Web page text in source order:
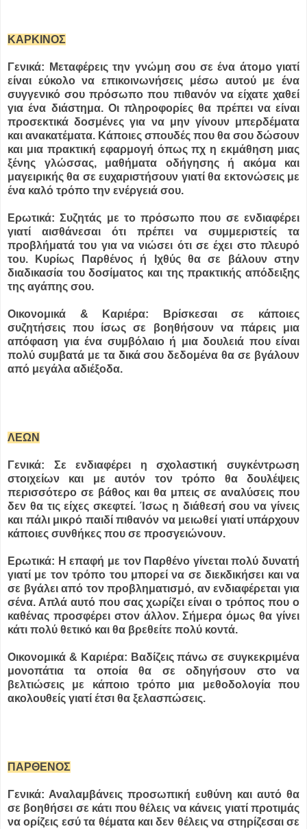
ΚΑΡΚΙΝΟΣ
Γενικά: Μεταφέρεις την γνώμη σου σε ένα άτομο γιατί
είναι εύκολο να επικοινωνήσεις μέσω αυτού με ένα
συγγενικό σου πρόσωπο που πιθανόν να είχατε χαθεί
για ένα διάστημα. Οι πληροφορίες θα πρέπει να είναι
προσεκτικά δοσμένες για να μην γίνουν μπερδέματα
και ανακατέματα. Κάποιες σπουδές που θα σου δώσουν
και μια πρακτική εφαρμογή όπως πχ η εκμάθηση μιας
ξένης γλώσσας, μαθήματα οδήγησης ή ακόμα και
μαγειρικής θα σε ευχαριστήσουν γιατί θα εκτονώσεις με
ένα καλό τρόπο την ενέργειά σου.
Ερωτικά: Συζητάς με το πρόσωπο που σε ενδιαφέρει
γιατί αισθάνεσαι ότι πρέπει να συμμεριστείς τα
προβλήματά του για να νιώσει ότι σε έχει στο πλευρό
του. Κυρίως Παρθένος ή Ιχθύς θα σε βάλουν στην
διαδικασία του δοσίματος και της πρακτικής απόδειξης
της αγάπης σου.
Οικονομικά & Καριέρα: Βρίσκεσαι σε κάποιες
συζητήσεις που ίσως σε βοηθήσουν να πάρεις μια
απόφαση για ένα συμβόλαιο ή μια δουλειά που είναι
πολύ συμβατά με τα δικά σου δεδομένα θα σε βγάλουν
από μεγάλα αδιέξοδα.
ΛΕΩΝ
Γενικά: Σε ενδιαφέρει η σχολαστική συγκέντρωση
στοιχείων και με αυτόν τον τρόπο θα δουλέψεις
περισσότερο σε βάθος και θα μπεις σε αναλύσεις που
δεν θα τις είχες σκεφτεί. Ίσως η διάθεσή σου να γίνεις
και πάλι μικρό παιδί πιθανόν να μειωθεί γιατί υπάρχουν
κάποιες συνθήκες που σε προσγειώνουν.
Ερωτικά: Η επαφή με τον Παρθένο γίνεται πολύ δυνατή
γιατί με τον τρόπο του μπορεί να σε διεκδικήσει και να
σε βγάλει από τον προβληματισμό, αν ενδιαφέρεται για
σένα. Απλά αυτό που σας χωρίζει είναι ο τρόπος που ο
καθένας προσφέρει στον άλλον. Σήμερα όμως θα γίνει
κάτι πολύ θετικό και θα βρεθείτε πολύ κοντά.
Οικονομικά & Καριέρα: Βαδίζεις πάνω σε συγκεκριμένα
μονοπάτια τα οποία θα σε οδηγήσουν στο να
βελτιώσεις με κάποιο τρόπο μια μεθοδολογία που
ακολουθείς γιατί έτσι θα ξελασπώσεις.
ΠΑΡΘΕΝΟΣ
Γενικά: Αναλαμβάνεις προσωπική ευθύνη και αυτό θα
σε βοηθήσει σε κάτι που θέλεις να κάνεις γιατί προτιμάς
να ορίζεις εσύ τα θέματα και δεν θέλεις να στηρίζεσαι σε